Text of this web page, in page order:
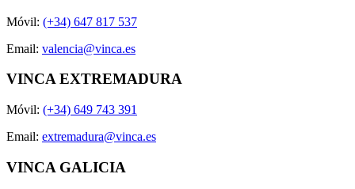
Móvil: (+34) 647 817 537
Email: valencia@vinca.es
VINCA EXTREMADURA
Móvil: (+34) 649 743 391
Email: extremadura@vinca.es
VINCA GALICIA